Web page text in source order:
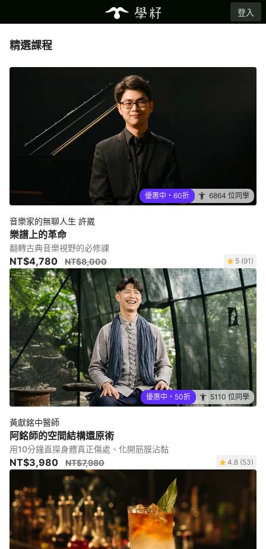
登入
精選課程
優惠中・60折 6864 位同學
音樂家的無聊人生 許崴
樂譜上的革命
翻轉古典音樂視野的必修課
NT$4,780 NT$8,000 5 (91)
優惠中・50折 5110 位同學
黃獻銘中醫師
阿銘師的空間結構還原術
用10分鐘直探身體真正傷處、化開筋膜沾黏
NT$3,980 NT$7,980 4.8 (53)